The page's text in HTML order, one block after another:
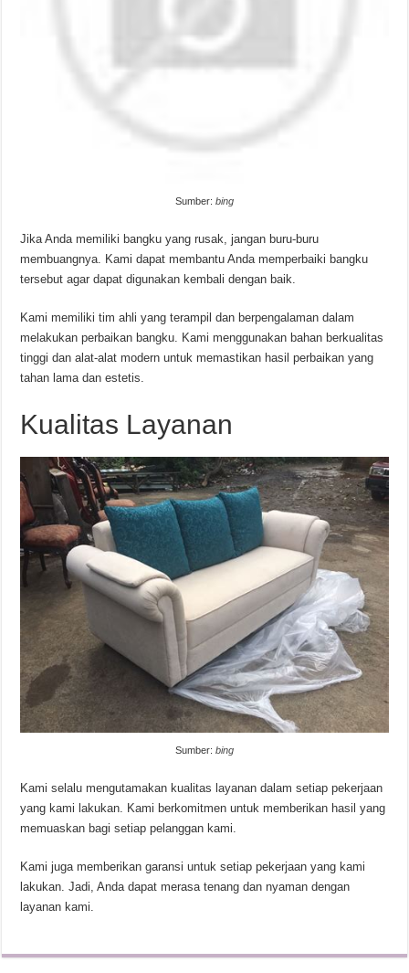
Sumber: bing
Jika Anda memiliki bangku yang rusak, jangan buru-buru
membuangnya. Kami dapat membantu Anda memperbaiki bangku
tersebut agar dapat digunakan kembali dengan baik.
Kami memiliki tim ahli yang terampil dan berpengalaman dalam
melakukan perbaikan bangku. Kami menggunakan bahan berkualitas
tinggi dan alat-alat modern untuk memastikan hasil perbaikan yang
tahan lama dan estetis.
Kualitas Layanan
Sumber: bing
Kami selalu mengutamakan kualitas layanan dalam setiap pekerjaan
yang kami lakukan. Kami berkomitmen untuk memberikan hasil yang
memuaskan bagi setiap pelanggan kami.
Kami juga memberikan garansi untuk setiap pekerjaan yang kami
lakukan. Jadi, Anda dapat merasa tenang dan nyaman dengan
layanan kami.